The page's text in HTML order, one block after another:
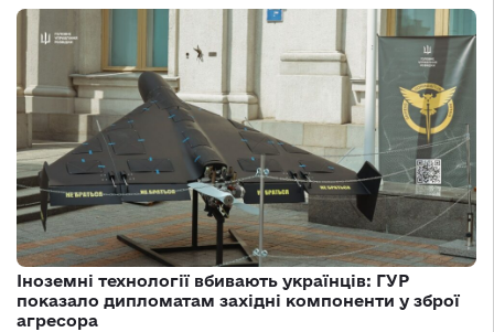
Іноземні технології вбивають українців: ГУР
показало дипломатам західні компоненти у зброї
агресора